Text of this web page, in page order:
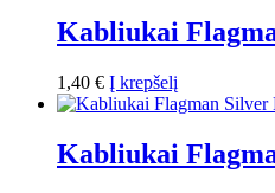
Kabliukai
1,40 € Į krepšelį
Kabliukai